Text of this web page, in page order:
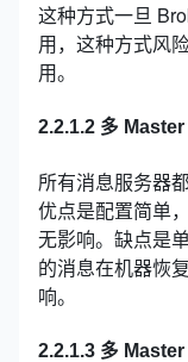
这种方式一旦
用，这种方式风
用。
2.2.1.2 多 Master
所有消息服务器
优点是配置简单
无影响。缺点是
的消息在机器恢
响。
2.2.1.3 多 Master